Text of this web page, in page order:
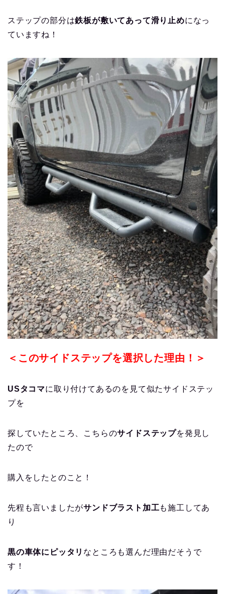
ステップの部分は鉄板が敷いてあって滑り止めになっ
ていますね！
＜このサイドステップを選択した理由！＞
USタコマに取り付けてあるのを見て似たサイドステッ
プを
探していたところ、こちらのサイドステップを発見し
たので
購入をしたとのこと！
先程も言いましたがサンドブラスト加工も施工してあ
り
黒の車体にピッタリ なところも選んだ理由だそうで
す！